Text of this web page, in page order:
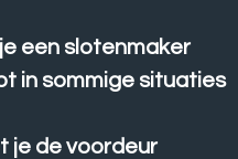
een slotenmaker
in sommige situaties
je de voordeur